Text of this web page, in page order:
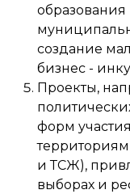
образования
создание
бизнес -
Проекты,
форм
и ТСЖ),
выборах и